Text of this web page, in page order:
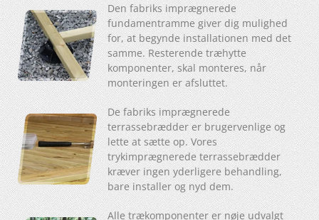
Den fabriks imprægnerede
fundamentramme giver dig mulighed
for, at begynde installationen med det
samme. Resterende træhytte
komponenter, skal monteres, når
monteringen er afsluttet.
De fabriks imprægnerede
terrassebrædder er brugervenlige og
lette at sætte op. Vores
trykimprægnerede terrassebrædder
kræver ingen yderligere behandling,
bare installer og nyd dem.
Alle trækomponenter er nøje udvalgt